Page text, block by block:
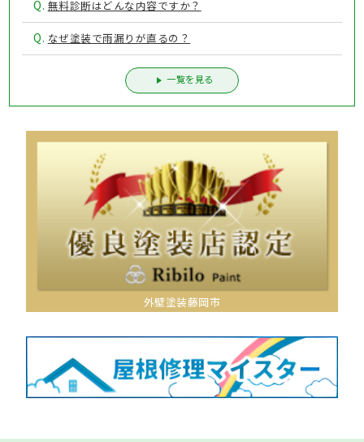
Q. 無料診断はどんな内容ですか？
Q. なぜ塗装で雨漏りが直るの？
一覧を見る
外壁塗装藤岡市